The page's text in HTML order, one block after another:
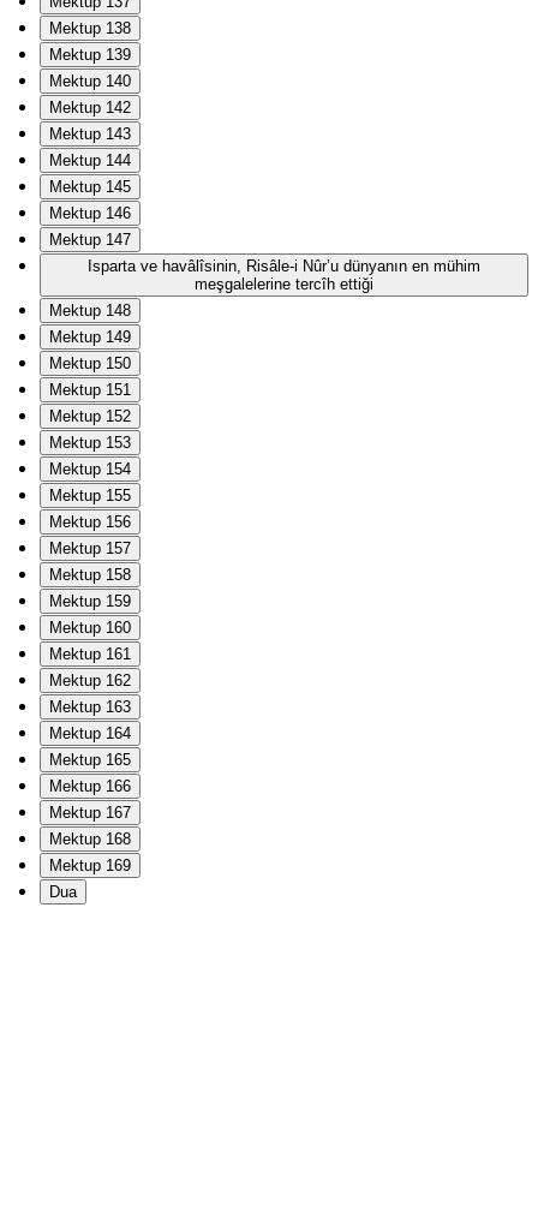
Mektup 138
Mektup 139
Mektup 140
Mektup 142
Mektup 143
Mektup 144
Mektup 145
Mektup 146
Mektup 147
Isparta ve havâlîsinin, Risâle-i Nûr’u dünyanın en mühim
meşgalelerine tercîh ettiği
Mektup 148
Mektup 149
Mektup 150
Mektup 151
Mektup 152
Mektup 153
Mektup 154
Mektup 155
Mektup 156
Mektup 157
Mektup 158
Mektup 159
Mektup 160
Mektup 161
Mektup 162
Mektup 163
Mektup 164
Mektup 165
Mektup 166
Mektup 167
Mektup 168
Mektup 169
Dua